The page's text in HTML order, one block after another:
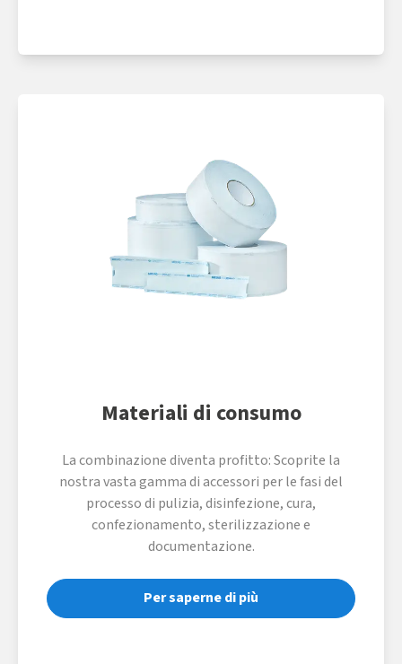
Materiali di consumo
La combinazione diventa profitto: Scoprite la
nostra vasta gamma di accessori per le fasi del
processo di pulizia, disinfezione, cura,
confezionamento, sterilizzazione e
documentazione.
Per saperne di più